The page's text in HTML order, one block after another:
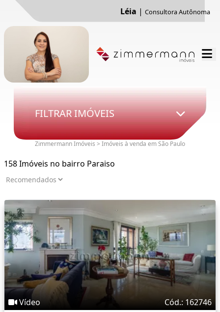
Léia | Consultora Autônoma
FILTRAR IMÓVEIS
Zimmermann Imóveis > Imóveis à venda em São Paulo
158 Imóveis no bairro Paraiso
Vídeo Cód.: 162746